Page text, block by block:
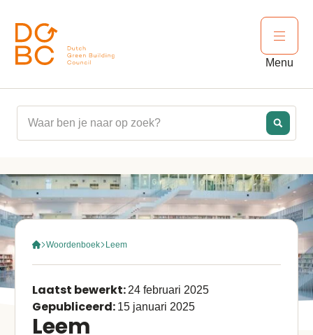
Open
Menu
Woordenboek Leem
Laatst bewerkt:24 februari 2025
Gepubliceerd: 15 januari 2025
Leem